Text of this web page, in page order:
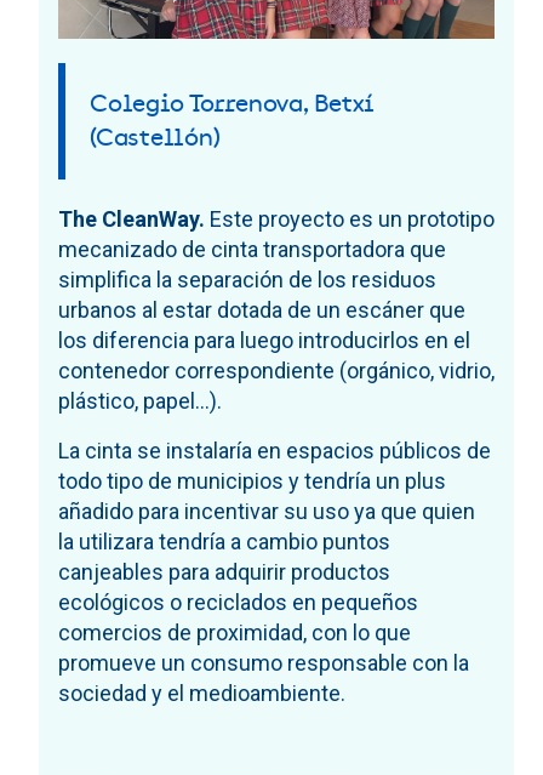
Colegio Torrenova, Betxí
(Castellón)
The CleanWay. Este proyecto es un prototipo
mecanizado de cinta transportadora que
simplifica la separación de los residuos
urbanos al estar dotada de un escáner que
los diferencia para luego introducirlos en el
contenedor correspondiente (orgánico, vidrio,
plástico, papel...).
La cinta se instalaría en espacios públicos de
todo tipo de municipios y tendría un plus
añadido para incentivar su uso ya que quien
la utilizara tendría a cambio puntos
canjeables para adquirir productos
ecológicos o reciclados en pequeños
comercios de proximidad, con lo que
promueve un consumo responsable con la
sociedad y el medioambiente.